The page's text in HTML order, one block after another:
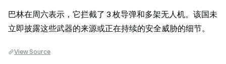
巴林在周六表示，它拦截了 3 枚导弹和多架无人机。该国未
立即披露这些武器的来源或正在持续的安全威胁的细节。
View Source